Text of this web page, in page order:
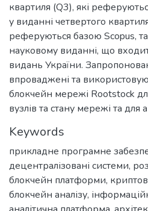
квартиля (Q3), які
у виданні четвертого
реферуються базою Scopus, та
науковому виданні, що
видань України.
впроваджені та
блокчейн мережі Rootstock
вузлів та стану мережі та для
Keywords
прикладне програмне
децентралізовані системи,
блокчейн платформи,
блокчейн аналізу,